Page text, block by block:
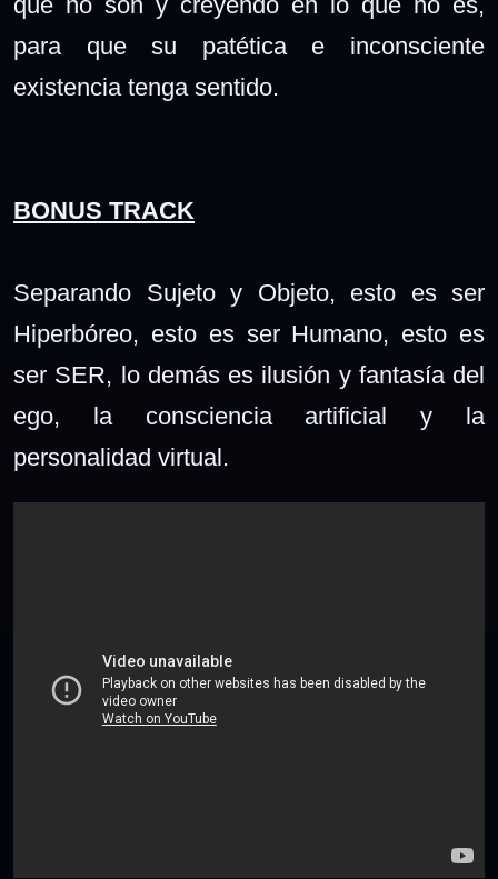
para que su patética e inconsciente
existencia tenga sentido.
BONUS TRACK
Separando Sujeto y Objeto, esto es ser
Hiperbóreo, esto es ser Humano, esto es
ser SER, lo demás es ilusión y fantasía del
ego, la consciencia artificial y la
personalidad virtual.